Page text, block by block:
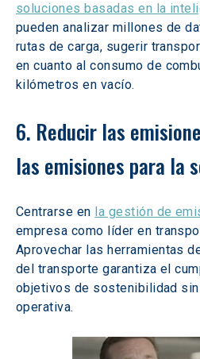
soluciones basadas en la
pueden analizar millones de
rutas de carga, sugerir
en cuanto al consumo de
kilómetros en vacío.
6. Reducir las
las emisiones para la
Centrarse en la gestión de
empresa como líder en
Aprovechar las herramientas
del transporte garantiza el
objetivos de sostenibilidad
operativa.